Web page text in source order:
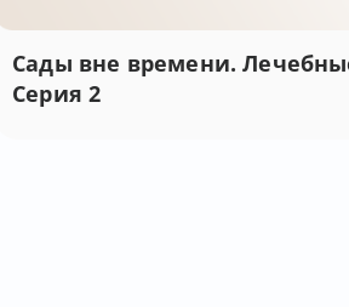
Сады вне времени.
Серия 2